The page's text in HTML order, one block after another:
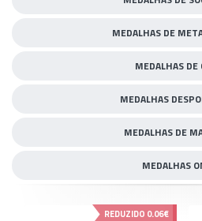
MEDALHAS DE
MEDALHAS DE
MEDALHAS
MEDALHAS DE
MEDALHAS
REDUZIDO 0.06€